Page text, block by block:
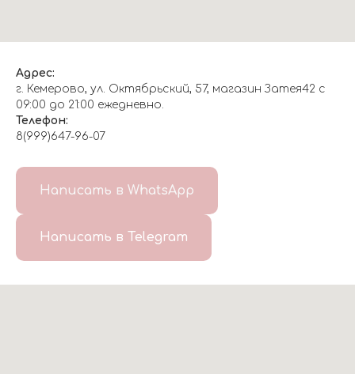
Адрес:
г. Кемерово, ул. Октябрьский, 57, магазин Затея42 с
09:00 до 21:00 ежедневно.
Телефон:
8(999)647-96-07
Написать в WhatsApp
Написать в Telegram